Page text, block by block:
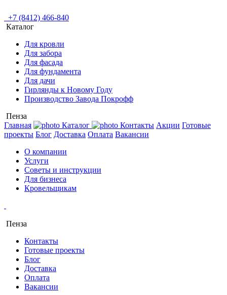
+7 (8412) 466-840
Каталог
Для кровли
Для забора
Для фасада
Для фундамента
Для дачи
Гирлянды к Новому Году
Производство Завода Покрофф
Пенза
Главная
Каталог Контакты Акции Готовые
проекты Блог Доставка Оплата Вакансии
О компании
Услуги
Советы и инструкции
Для бизнеса
Кровельщикам
Пенза
Контакты
Готовые проекты
Блог
Доставка
Оплата
Вакансии